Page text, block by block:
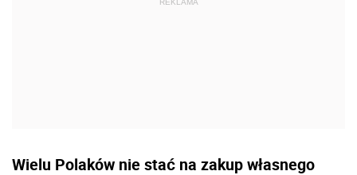
Wielu Polaków nie stać na zakup własnego